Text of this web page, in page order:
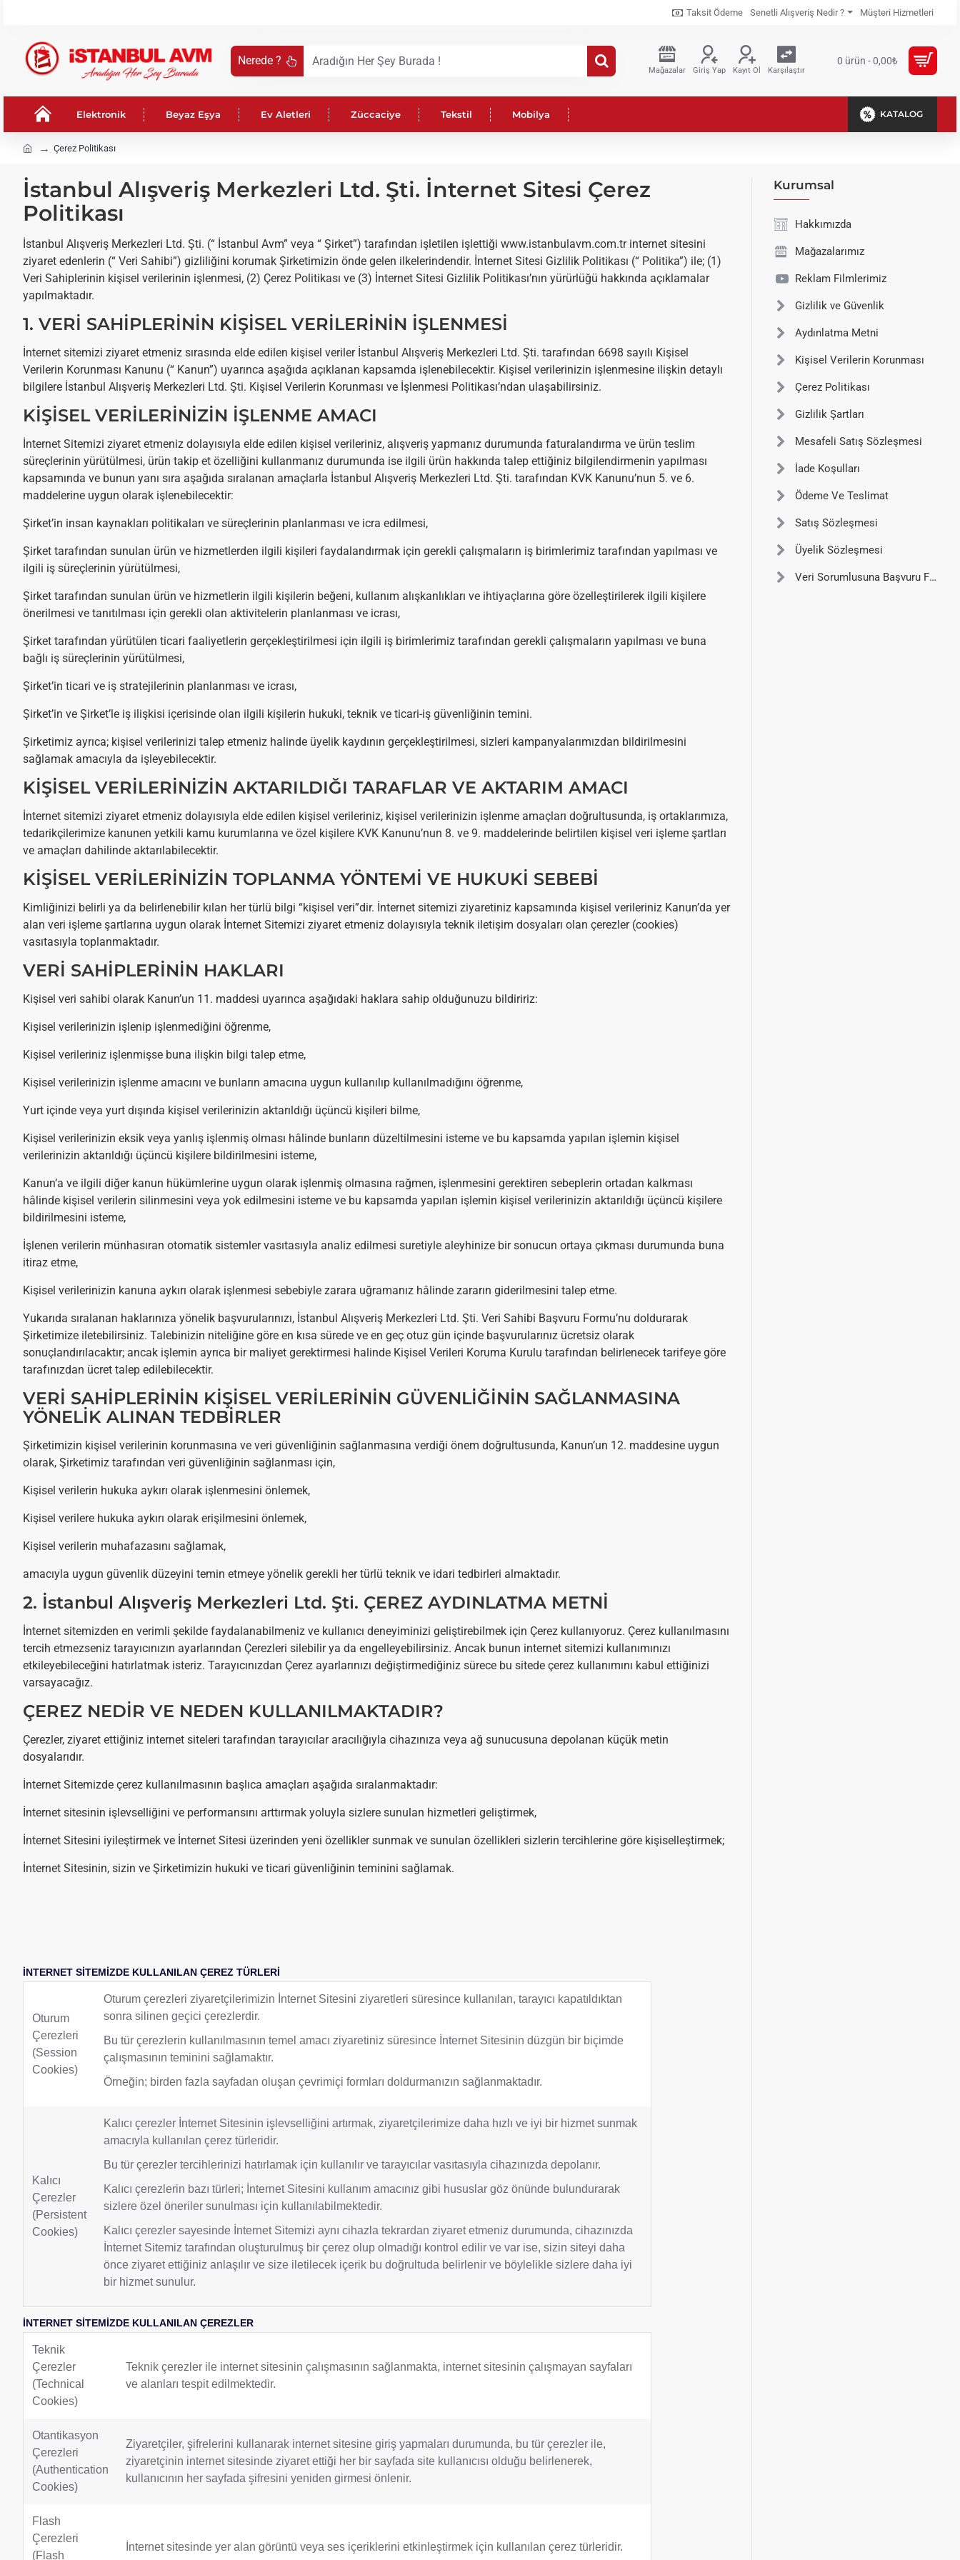
Taksit Ödeme Senetli Alışveriş Nedir ? Müşteri Hizmetleri
Nerede ?
Aradığın
Burada
!
Mağazalar Giriş Yap Kayıt Ol Karşılaştır
0 ürün - 0,00₺
Elektronik Beyaz Eşya Ev Aletleri Züccaciye Tekstil Mobilya KATALOG
e
Çerez Politikası
İstanbul Alışveriş Merkezleri Ltd. Şti. İnternet Sitesi Çerez
Politikası
İstanbul Alışveriş Merkezleri Ltd. Şti. (“ İstanbul Avm” veya “ Şirket”) tarafından işletilen işlettiği www.istanbulavm.com.tr internet sitesini
ziyaret edenlerin (“ Veri Sahibi”) gizliliğini korumak Şirketimizin önde gelen ilkelerindendir. İnternet Sitesi Gizlilik Politikası (“ Politika”) ile; (1)
Veri Sahiplerinin kişisel verilerinin işlenmesi, (2) Çerez Politikası ve (3) İnternet Sitesi Gizlilik Politikası’nın yürürlüğü hakkında açıklamalar
yapılmaktadır.
1. VERİ SAHİPLERİNİN KİŞİSEL VERİLERİNİN İŞLENMESİ
İnternet sitemizi ziyaret etmeniz sırasında elde edilen kişisel veriler İstanbul Alışveriş Merkezleri Ltd. Şti. tarafından 6698 sayılı Kişisel
Verilerin Korunması Kanunu (“ Kanun”) uyarınca aşağıda açıklanan kapsamda işlenebilecektir. Kişisel verilerinizin işlenmesine ilişkin detaylı
bilgilere İstanbul Alışveriş Merkezleri Ltd. Şti. Kişisel Verilerin Korunması ve İşlenmesi Politikası’ndan ulaşabilirsiniz.
KİŞİSEL VERİLERİNİZİN İŞLENME AMACI
İnternet Sitemizi ziyaret etmeniz dolayısıyla elde edilen kişisel verileriniz, alışveriş yapmanız durumunda faturalandırma ve ürün teslim
süreçlerinin yürütülmesi, ürün takip et özelliğini kullanmanız durumunda ise ilgili ürün hakkında talep ettiğiniz bilgilendirmenin yapılması
kapsamında ve bunun yanı sıra aşağıda sıralanan amaçlarla İstanbul Alışveriş Merkezleri Ltd. Şti. tarafından KVK Kanunu’nun 5. ve 6.
maddelerine uygun olarak işlenebilecektir:
Şirket’in insan kaynakları politikaları ve süreçlerinin planlanması ve icra edilmesi,
Şirket tarafından sunulan ürün ve hizmetlerden ilgili kişileri faydalandırmak için gerekli çalışmaların iş birimlerimiz tarafından yapılması ve
ilgili iş süreçlerinin yürütülmesi,
Şirket tarafından sunulan ürün ve hizmetlerin ilgili kişilerin beğeni, kullanım alışkanlıkları ve ihtiyaçlarına göre özelleştirilerek ilgili kişilere
önerilmesi ve tanıtılması için gerekli olan aktivitelerin planlanması ve icrası,
Şirket tarafından yürütülen ticari faaliyetlerin gerçekleştirilmesi için ilgili iş birimlerimiz tarafından gerekli çalışmaların yapılması ve buna
bağlı iş süreçlerinin yürütülmesi,
Şirket’in ticari ve iş stratejilerinin planlanması ve icrası,
Şirket’in ve Şirket’le iş ilişkisi içerisinde olan ilgili kişilerin hukuki, teknik ve ticari-iş güvenliğinin temini.
Şirketimiz ayrıca; kişisel verilerinizi talep etmeniz halinde üyelik kaydının gerçekleştirilmesi, sizleri kampanyalarımızdan bildirilmesini
sağlamak amacıyla da işleyebilecektir.
KİŞİSEL VERİLERİNİZİN AKTARILDIĞI TARAFLAR VE AKTARIM AMACI
İnternet sitemizi ziyaret etmeniz dolayısıyla elde edilen kişisel verileriniz, kişisel verilerinizin işlenme amaçları doğrultusunda, iş ortaklarımıza,
tedarikçilerimize kanunen yetkili kamu kurumlarına ve özel kişilere KVK Kanunu’nun 8. ve 9. maddelerinde belirtilen kişisel veri işleme şartları
ve amaçları dahilinde aktarılabilecektir.
KİŞİSEL VERİLERİNİZİN TOPLANMA YÖNTEMİ VE HUKUKİ SEBEBİ
Kimliğinizi belirli ya da belirlenebilir kılan her türlü bilgi “kişisel veri”dir. İnternet sitemizi ziyaretiniz kapsamında kişisel verileriniz Kanun’da yer
alan veri işleme şartlarına uygun olarak İnternet Sitemizi ziyaret etmeniz dolayısıyla teknik iletişim dosyaları olan çerezler (cookies)
vasıtasıyla toplanmaktadır.
VERİ SAHİPLERİNİN HAKLARI
Kişisel veri sahibi olarak Kanun’un 11. maddesi uyarınca aşağıdaki haklara sahip olduğunuzu bildiririz:
Kişisel verilerinizin işlenip işlenmediğini öğrenme,
Kişisel verileriniz işlenmişse buna ilişkin bilgi talep etme,
Kişisel verilerinizin işlenme amacını ve bunların amacına uygun kullanılıp kullanılmadığını öğrenme,
Yurt içinde veya yurt dışında kişisel verilerinizin aktarıldığı üçüncü kişileri bilme,
Kişisel verilerinizin eksik veya yanlış işlenmiş olması hâlinde bunların düzeltilmesini isteme ve bu kapsamda yapılan işlemin kişisel
verilerinizin aktarıldığı üçüncü kişilere bildirilmesini isteme,
Kanun’a ve ilgili diğer kanun hükümlerine uygun olarak işlenmiş olmasına rağmen, işlenmesini gerektiren sebeplerin ortadan kalkması
hâlinde kişisel verilerin silinmesini veya yok edilmesini isteme ve bu kapsamda yapılan işlemin kişisel verilerinizin aktarıldığı üçüncü kişilere
bildirilmesini isteme,
İşlenen verilerin münhasıran otomatik sistemler vasıtasıyla analiz edilmesi suretiyle aleyhinize bir sonucun ortaya çıkması durumunda buna
itiraz etme,
Kişisel verilerinizin kanuna aykırı olarak işlenmesi sebebiyle zarara uğramanız hâlinde zararın giderilmesini talep etme.
Yukarıda sıralanan haklarınıza yönelik başvurularınızı, İstanbul Alışveriş Merkezleri Ltd. Şti. Veri Sahibi Başvuru Formu’nu doldurarak
Şirketimize iletebilirsiniz. Talebinizin niteliğine göre en kısa sürede ve en geç otuz gün içinde başvurularınız ücretsiz olarak
sonuçlandırılacaktır; ancak işlemin ayrıca bir maliyet gerektirmesi halinde Kişisel Verileri Koruma Kurulu tarafından belirlenecek tarifeye göre
tarafınızdan ücret talep edilebilecektir.
VERİ SAHİPLERİNİN KİŞİSEL VERİLERİNİN GÜVENLİĞİNİN SAĞLANMASINA
YÖNELİK ALINAN TEDBİRLER
Şirketimizin kişisel verilerinin korunmasına ve veri güvenliğinin sağlanmasına verdiği önem doğrultusunda, Kanun’un 12. maddesine uygun
olarak, Şirketimiz tarafından veri güvenliğinin sağlanması için,
Kişisel verilerin hukuka aykırı olarak işlenmesini önlemek,
Kişisel verilere hukuka aykırı olarak erişilmesini önlemek,
Kişisel verilerin muhafazasını sağlamak,
amacıyla uygun güvenlik düzeyini temin etmeye yönelik gerekli her türlü teknik ve idari tedbirleri almaktadır.
2. İstanbul Alışveriş Merkezleri Ltd. Şti. ÇEREZ AYDINLATMA METNİ
İnternet sitemizden en verimli şekilde faydalanabilmeniz ve kullanıcı deneyiminizi geliştirebilmek için Çerez kullanıyoruz. Çerez kullanılmasını
tercih etmezseniz tarayıcınızın ayarlarından Çerezleri silebilir ya da engelleyebilirsiniz. Ancak bunun internet sitemizi kullanımınızı
etkileyebileceğini hatırlatmak isteriz. Tarayıcınızdan Çerez ayarlarınızı değiştirmediğiniz sürece bu sitede çerez kullanımını kabul ettiğinizi
varsayacağız.
ÇEREZ NEDİR VE NEDEN KULLANILMAKTADIR?
Çerezler, ziyaret ettiğiniz internet siteleri tarafından tarayıcılar aracılığıyla cihazınıza veya ağ sunucusuna depolanan küçük metin
dosyalarıdır.
İnternet Sitemizde çerez kullanılmasının başlıca amaçları aşağıda sıralanmaktadır:
İnternet sitesinin işlevselliğini ve performansını arttırmak yoluyla sizlere sunulan hizmetleri geliştirmek,
İnternet Sitesini iyileştirmek ve İnternet Sitesi üzerinden yeni özellikler sunmak ve sunulan özellikleri sizlerin tercihlerine göre kişiselleştirmek;
İnternet Sitesinin, sizin ve Şirketimizin hukuki ve ticari güvenliğinin teminini sağlamak.
İNTERNET SİTEMİZDE KULLANILAN ÇEREZ TÜRLERİ
Oturum
Çerezleri
(Session
Cookies)
Oturum çerezleri ziyaretçilerimizin İnternet Sitesini ziyaretleri süresince kullanılan, tarayıcı kapatıldıktan
sonra silinen geçici çerezlerdir.
Bu tür çerezlerin kullanılmasının temel amacı ziyaretiniz süresince İnternet Sitesinin düzgün bir biçimde
çalışmasının teminini sağlamaktır.
Örneğin; birden fazla sayfadan oluşan çevrimiçi formları doldurmanızın sağlanmaktadır.
Kalıcı
Çerezler
(Persistent
Cookies)
Kalıcı çerezler İnternet Sitesinin işlevselliğini artırmak, ziyaretçilerimize daha hızlı ve iyi bir hizmet sunmak
amacıyla kullanılan çerez türleridir.
Bu tür çerezler tercihlerinizi hatırlamak için kullanılır ve tarayıcılar vasıtasıyla cihazınızda depolanır.
Kalıcı çerezlerin bazı türleri; İnternet Sitesini kullanım amacınız gibi hususlar göz önünde bulundurarak
sizlere özel öneriler sunulması için kullanılabilmektedir.
Kalıcı çerezler sayesinde İnternet Sitemizi aynı cihazla tekrardan ziyaret etmeniz durumunda, cihazınızda
İnternet Sitemiz tarafından oluşturulmuş bir çerez olup olmadığı kontrol edilir ve var ise, sizin siteyi daha
önce ziyaret ettiğiniz anlaşılır ve size iletilecek içerik bu doğrultuda belirlenir ve böylelikle sizlere daha iyi
bir hizmet sunulur.
İNTERNET SİTEMİZDE KULLANILAN ÇEREZLER
Teknik
Çerezler
(Technical
Cookies)
Teknik çerezler ile internet sitesinin çalışmasının sağlanmakta, internet sitesinin çalışmayan sayfaları
ve alanları tespit edilmektedir.
Otantikasyon
Çerezleri
(Authentication
Cookies)
Ziyaretçiler, şifrelerini kullanarak internet sitesine giriş yapmaları durumunda, bu tür çerezler ile,
ziyaretçinin internet sitesinde ziyaret ettiği her bir sayfada site kullanıcısı olduğu belirlenerek,
kullanıcının her sayfada şifresini yeniden girmesi önlenir.
Flash
Çerezleri
(Flash
İnternet sitesinde yer alan görüntü veya ses içeriklerini etkinleştirmek için kullanılan çerez türleridir.
Kurumsal
Hakkımızda
Mağazalarımız
Reklam Filmlerimiz
Gizlilik ve Güvenlik
Aydınlatma Metni
Kişisel Verilerin Korunması
Çerez Politikası
Gizlilik Şartları
Mesafeli Satış Sözleşmesi
İade Koşulları
Ödeme Ve Teslimat
Satış Sözleşmesi
Üyelik Sözleşmesi
Veri Sorumlusuna Başvuru Formu